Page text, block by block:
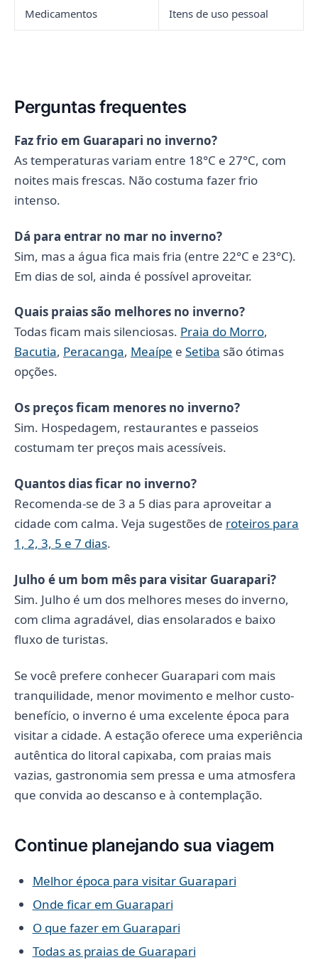
Medicamentos Itens de uso pessoal
Perguntas frequentes
Faz frio em Guarapari no inverno?
As temperaturas variam entre 18°C e 27°C, com
noites mais frescas. Não costuma fazer frio
intenso.
Dá para entrar no mar no inverno?
Sim, mas a água fica mais fria (entre 22°C e 23°C).
Em dias de sol, ainda é possível aproveitar.
Quais praias são melhores no inverno?
Todas ficam mais silenciosas. Praia do Morro,
Bacutia, Peracanga, Meaípe e Setiba são ótimas
opções.
Os preços ficam menores no inverno?
Sim. Hospedagem, restaurantes e passeios
costumam ter preços mais acessíveis.
Quantos dias ficar no inverno?
Recomenda-se de 3 a 5 dias para aproveitar a
cidade com calma. Veja sugestões de roteiros para
1, 2, 3, 5 e 7 dias.
Julho é um bom mês para visitar Guarapari?
Sim. Julho é um dos melhores meses do inverno,
com clima agradável, dias ensolarados e baixo
fluxo de turistas.
Se você prefere conhecer Guarapari com mais
tranquilidade, menor movimento e melhor custo-
benefício, o inverno é uma excelente época para
visitar a cidade. A estação oferece uma experiência
autêntica do litoral capixaba, com praias mais
vazias, gastronomia sem pressa e uma atmosfera
que convida ao descanso e à contemplação.
Continue planejando sua viagem
Melhor época para visitar Guarapari
Onde ficar em Guarapari
O que fazer em Guarapari
Todas as praias de Guarapari